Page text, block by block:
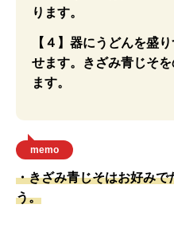
ります。
【４】器にうどんを盛
せます。きざみ青じそ
ます。
memo
・きざみ青じそはお好み
う。